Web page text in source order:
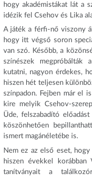
hogy akadémistákat lát a
idézik fel Csehov és Lika
A játék a férfi-nő viszony
hogy itt végső soron
van szó. Később, a
színészek
kutatni, nagyon érdekes,
hiszen hét teljesen
színpadon. Fejben már el
kire melyik Csehov-
Üde, felszabadító
köszönhetően
ismert magánéletébe is.
Nem ez az első eset,
hiszen évekkel
tanítványait a